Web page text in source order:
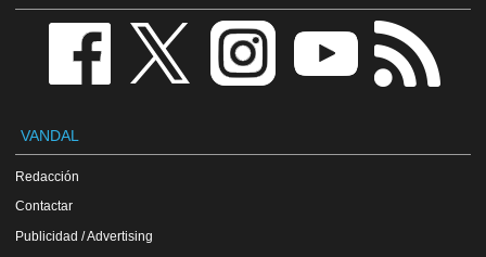
VANDAL
Redacción
Contactar
Publicidad / Advertising